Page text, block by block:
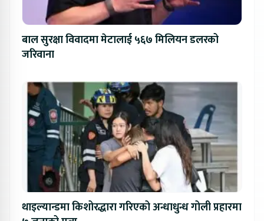
बाल सुरक्षा विवादमा मेटालाई ५६७ मिलियन डलरको
जरिवाना
थाइल्यान्डमा किशोरद्धारा गरिएको अन्धाधुन्ध गोली प्रहारमा